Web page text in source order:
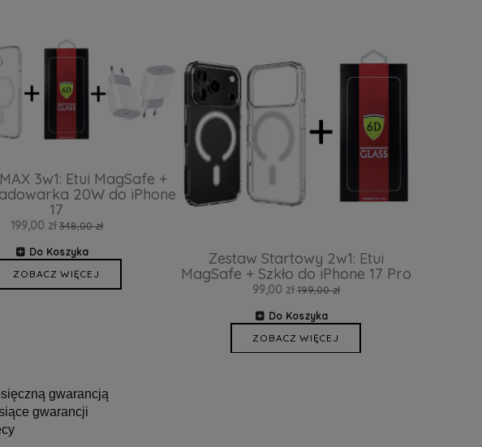
3w1: Etui MagSafe +
20W do iPhone
17
199,00 zł 348,00 zł
Do Koszyka
ZOBACZ WIĘCEJ
Zestaw Startowy 2w1: Etui
MagSafe + Szkło do iPhone 17 Pro
99,00 zł 199,00 zł
Do Koszyka
ZOBACZ WIĘCEJ
gwarancją
gwarancji